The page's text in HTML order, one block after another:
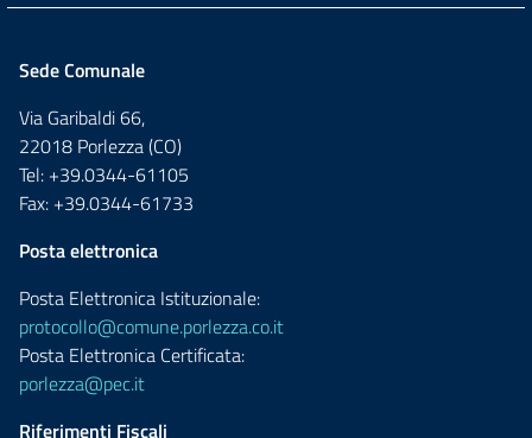
Sede Comunale
Via Garibaldi 66,
22018 Porlezza (CO)
Tel: +39.0344-61105
Fax: +39.0344-61733
Posta elettronica
Posta Elettronica Istituzionale:
protocollo@comune.porlezza.co.it
Posta Elettronica Certificata:
porlezza@pec.it
Riferimenti Fiscali